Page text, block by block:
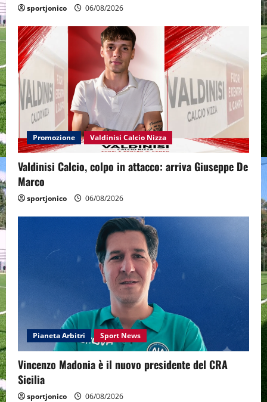
sportjonico 06/08/2026
Promozione Valdinisi Calcio Nizza
Valdinisi Calcio, colpo in attacco: arriva Giuseppe De
Marco
sportjonico 06/08/2026
Pianeta Arbitri Sport News
Vincenzo Madonia è il nuovo presidente del CRA
Sicilia
sportjonico 06/08/2026